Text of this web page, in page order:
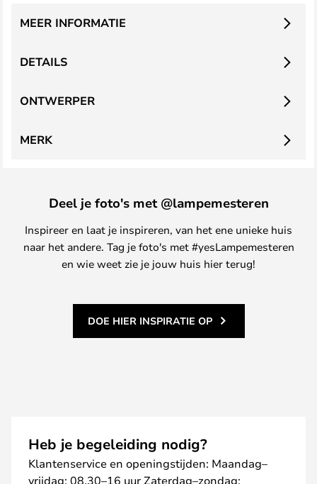
DETAILS
MEER INFORMATIE
ONTWERPER
MERK
Deel je foto's met @lampemesteren
Inspireer en laat je inspireren, van het ene unieke huis
naar het andere. Tag je foto's met #yesLampemesteren
en wie weet zie je jouw huis hier terug!
DOE HIER INSPIRATIE OP
Heb je begeleiding nodig?
Klantenservice en openingstijden: Maandag–
vrijdag: 08.30–16 uur Zaterdag–zondag: